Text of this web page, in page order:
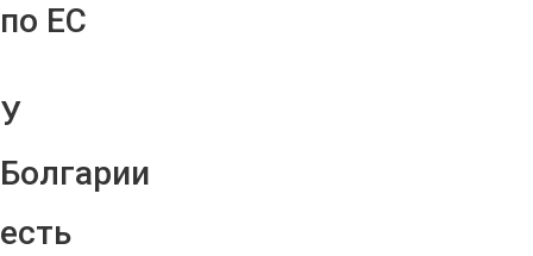
по ЕС
У
Болгарии
есть